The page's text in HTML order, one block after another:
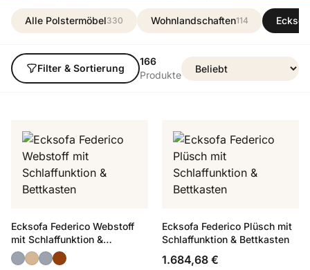
Alle Polstermöbel330 Wohnlandschaften114
Filter & Sortierung
166
Produkte
Ecksofa Federico Webstoff
mit Schlaffunktion &
Bettkasten
Ecksofa Federico Plüsch mit
Schlaffunktion & Bettkasten
1.684,68 €